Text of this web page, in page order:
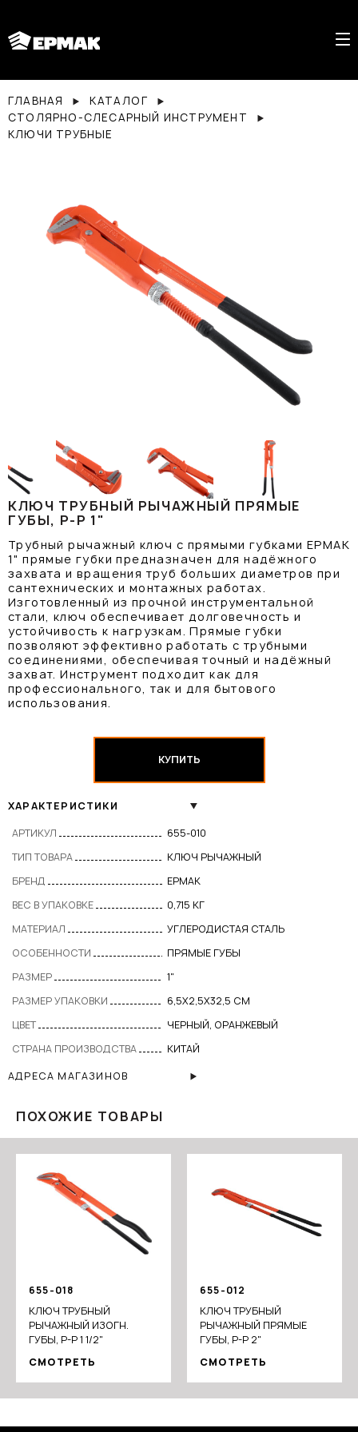
ГЛАВНАЯ
КАТАЛОГ
СТОЛЯРНО-СЛЕСАРНЫЙ ИНСТРУМЕНТ
КЛЮЧИ ТРУБНЫЕ
КЛЮЧ ТРУБНЫЙ РЫЧАЖНЫЙ ПРЯМЫЕ
ГУБЫ, Р-Р 1"
Трубный рычажный ключ с прямыми губками ЕРМАК
1" прямые губки предназначен для надёжного
захвата и вращения труб больших диаметров при
сантехнических и монтажных работах.
Изготовленный из прочной инструментальной
стали, ключ обеспечивает долговечность и
устойчивость к нагрузкам. Прямые губки
позволяют эффективно работать с трубными
соединениями, обеспечивая точный и надёжный
захват. Инструмент подходит как для
профессионального, так и для бытового
использования.
КУПИТЬ
ХАРАКТЕРИСТИКИ
АРТИКУЛ
655-010
ТИП ТОВАРА
КЛЮЧ РЫЧАЖНЫЙ
БРЕНД
ЕРМАК
ВЕС В УПАКОВКЕ
0,715 КГ
МАТЕРИАЛ
УГЛЕРОДИСТАЯ СТАЛЬ
ОСОБЕННОСТИ
ПРЯМЫЕ ГУБЫ
РАЗМЕР
1"
РАЗМЕР УПАКОВКИ
6,5X2,5X32,5 СМ
ЦВЕТ
ЧЕРНЫЙ, ОРАНЖЕВЫЙ
СТРАНА ПРОИЗВОДСТВА
КИТАЙ
АДРЕСА МАГАЗИНОВ
ПОХОЖИЕ ТОВАРЫ
655-018
КЛЮЧ ТРУБНЫЙ
РЫЧАЖНЫЙ ИЗОГН.
ГУБЫ, Р-Р 1 1/2"
СМОТРЕТЬ
655-012
КЛЮЧ ТРУБНЫЙ
РЫЧАЖНЫЙ ПРЯМЫЕ
ГУБЫ, Р-Р 2"
СМОТРЕТЬ